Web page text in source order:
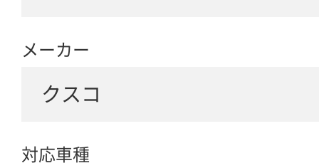
メーカー
クスコ
対応車種